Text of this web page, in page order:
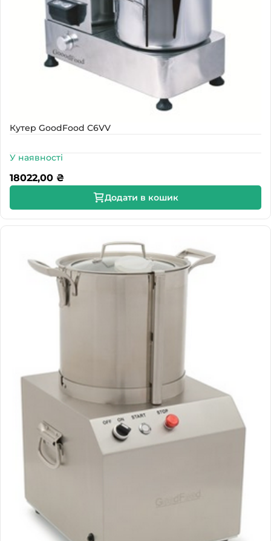
Кутер GoodFood C6VV
У наявності
18022,00 ₴
Додати в кошик